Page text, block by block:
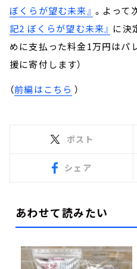
ぼくらが望む未来』 。よって
記2 ぼくらが望む未来』 に決
めに支払った料金1万円はパ
援に寄付します）
（前編はこちら ）
ポスト
シェア
あわせて読みたい